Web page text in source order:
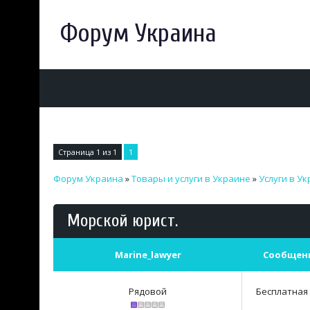
Форум Украина
Страница 1 из 1 1
Форум Украина »Товары и услуги в Украине »Услуги в
Морской юрист.
Marine_lawyer
Рядовой